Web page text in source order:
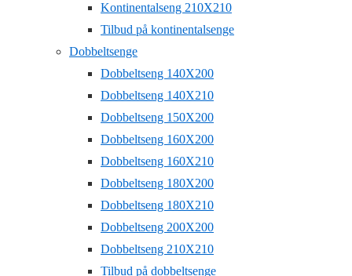
Kontinentalseng 210X210
Tilbud på kontinentalsenge
Dobbeltsenge
Dobbeltseng 140X200
Dobbeltseng 140X210
Dobbeltseng 150X200
Dobbeltseng 160X200
Dobbeltseng 160X210
Dobbeltseng 180X200
Dobbeltseng 180X210
Dobbeltseng 200X200
Dobbeltseng 210X210
Tilbud på dobbeltsenge